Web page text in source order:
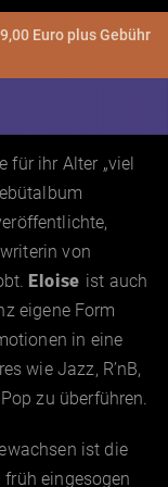
Euro plus Gebühr
für ihr Alter „viel
von
Eloise ist auch
eigene Form
in eine
wie Jazz, R’nB,
zu überführen.
ist die
eingesogen